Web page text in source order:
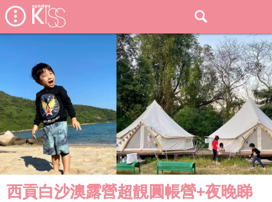
西貢白沙澳露營超靚圓帳營+夜晚睇